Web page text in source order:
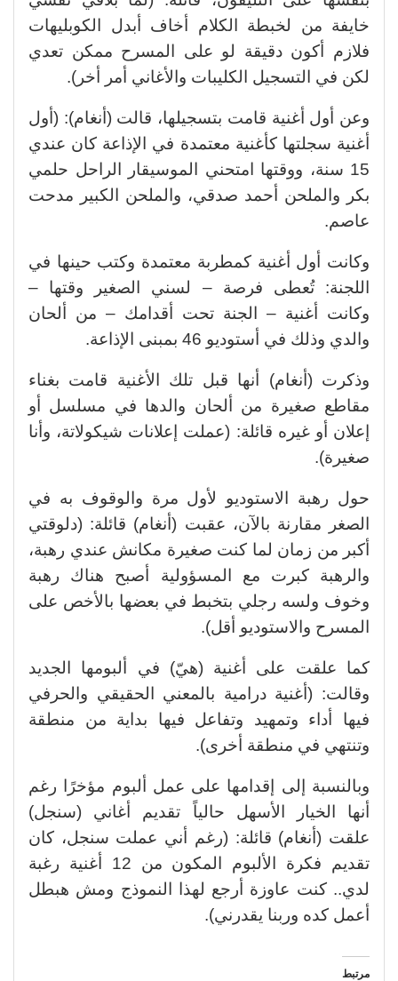
خايفة من لخبطة الكلام أخاف أبدل الكوبليهات
فلازم أكون دقيقة لو على المسرح ممكن تعدي
لكن في التسجيل الكليبات والأغاني أمر أخر).
وعن أول أغنية قامت بتسجيلها، قالت (أنغام): (أول
أغنية سجلتها كأغنية معتمدة في الإذاعة كان عندي
15 سنة، ووقتها امتحني الموسيقار الراحل حلمي
بكر والملحن أحمد صدقي، والملحن الكبير مدحت
عاصم.
وكانت أول أغنية كمطربة معتمدة وكتب حينها في
اللجنة: تُعطى فرصة – لسني الصغير وقتها –
وكانت أغنية – الجنة تحت أقدامك – من ألحان
والدي وذلك في أستوديو 46 بمبنى الإذاعة.
وذكرت (أنغام) أنها قبل تلك الأغنية قامت بغناء
مقاطع صغيرة من ألحان والدها في مسلسل أو
إعلان أو غيره قائلة: (عملت إعلانات شيكولاتة، وأنا
صغيرة).
حول رهبة الاستوديو لأول مرة والوقوف به في
الصغر مقارنة بالآن، عقبت (أنغام) قائلة: (دلوقتي
أكبر من زمان لما كنت صغيرة مكانش عندي رهبة،
والرهبة كبرت مع المسؤولية أصبح هناك رهبة
وخوف ولسه رجلي بتخبط في بعضها بالأخص على
المسرح والاستوديو أقل).
كما علقت على أغنية (هيّ) في ألبومها الجديد
وقالت: (أغنية درامية بالمعني الحقيقي والحرفي
فيها أداء وتمهيد وتفاعل فيها بداية من منطقة
وتنتهي في منطقة أخرى).
وبالنسبة إلى إقدامها على عمل ألبوم مؤخرًا رغم
أنها الخيار الأسهل حالياً تقديم أغاني (سنجل)
علقت (أنغام) قائلة: (رغم أني عملت سنجل، كان
تقديم فكرة الألبوم المكون من 12 أغنية رغبة
لدي.. كنت عاوزة أرجع لهذا النموذج ومش هبطل
أعمل كده وربنا يقدرني).
مرتبط